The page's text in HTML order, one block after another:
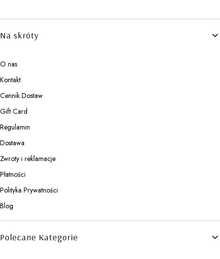
Linki w stopce
Na skróty
O nas
Kontakt
Cennik Dostaw
Gift Card
Regulamin
Dostawa
Zwroty i reklamacje
Płatności
Polityka Prywatności
Blog
Polecane Kategorie